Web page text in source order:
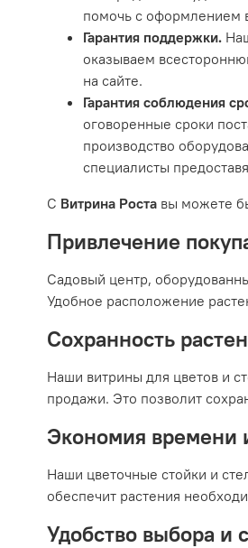
помочь с оформлением
Гарантия поддержки.
оказываем
на сайте.
Гарантия соблюдения
оговоренные сроки
производство
специалисты
С Витрина Роста вы можете
Привлечение
Садовый центр,
Удобное расположение
Сохранность
Наши витрины для цветов и
продажи. Это позволит
Экономия времени
Наши цветочные стойки и
обеспечит растения
Удобство выбора и